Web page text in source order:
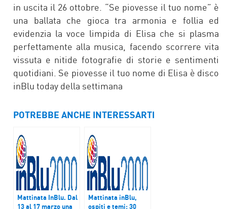
in uscita il 26 ottobre. “Se piovesse il tuo nome” è
una ballata che gioca tra armonia e follia ed
evidenzia la voce limpida di Elisa che si plasma
perfettamente alla musica, facendo scorrere vita
vissuta e nitide fotografie di storie e sentimenti
quotidiani. Se piovesse il tuo nome di Elisa è disco
inBlu today della settimana
POTREBBE ANCHE INTERESSARTI
Mattinata InBlu. Dal
13 al 17 marzo una
Mattinata inBlu,
ospiti e temi: 30